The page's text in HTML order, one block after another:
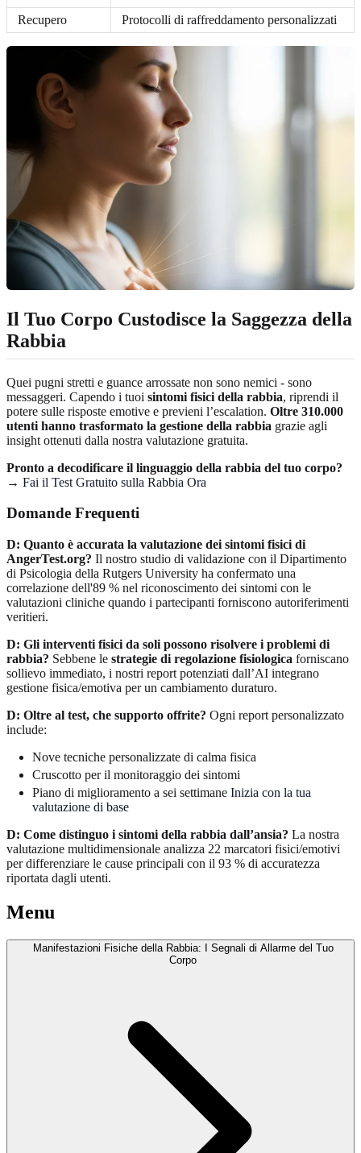
Recupero
Protocolli di raffreddamento personalizzati
Il Tuo Corpo Custodisce la Saggezza della
Rabbia
Quei pugni stretti e guance arrossate non sono nemici - sono
messaggeri. Capendo i tuoi sintomi fisici della rabbia, riprendi il
potere sulle risposte emotive e previeni l’escalation. Oltre 310.000
utenti hanno trasformato la gestione della rabbia grazie agli
insight ottenuti dalla nostra valutazione gratuita.
Pronto a decodificare il linguaggio della rabbia del tuo corpo?
→ Fai il Test Gratuito sulla Rabbia Ora
Domande Frequenti
D: Quanto è accurata la valutazione dei sintomi fisici di
AngerTest.org? Il nostro studio di validazione con il Dipartimento
di Psicologia della Rutgers University ha confermato una
correlazione dell'89 % nel riconoscimento dei sintomi con le
valutazioni cliniche quando i partecipanti forniscono autoriferimenti
veritieri.
D: Gli interventi fisici da soli possono risolvere i problemi di
rabbia? Sebbene le strategie di regolazione fisiologica forniscano
sollievo immediato, i nostri report potenziati dall’AI integrano
gestione fisica/emotiva per un cambiamento duraturo.
D: Oltre al test, che supporto offrite? Ogni report personalizzato
include:
Nove tecniche personalizzate di calma fisica
Cruscotto per il monitoraggio dei sintomi
Piano di miglioramento a sei settimane Inizia con la tua
valutazione di base
D: Come distinguo i sintomi della rabbia dall’ansia? La nostra
valutazione multidimensionale analizza 22 marcatori fisici/emotivi
per differenziare le cause principali con il 93 % di accuratezza
riportata dagli utenti.
Menu
Manifestazioni Fisiche della Rabbia: I Segnali di Allarme del Tuo
Corpo